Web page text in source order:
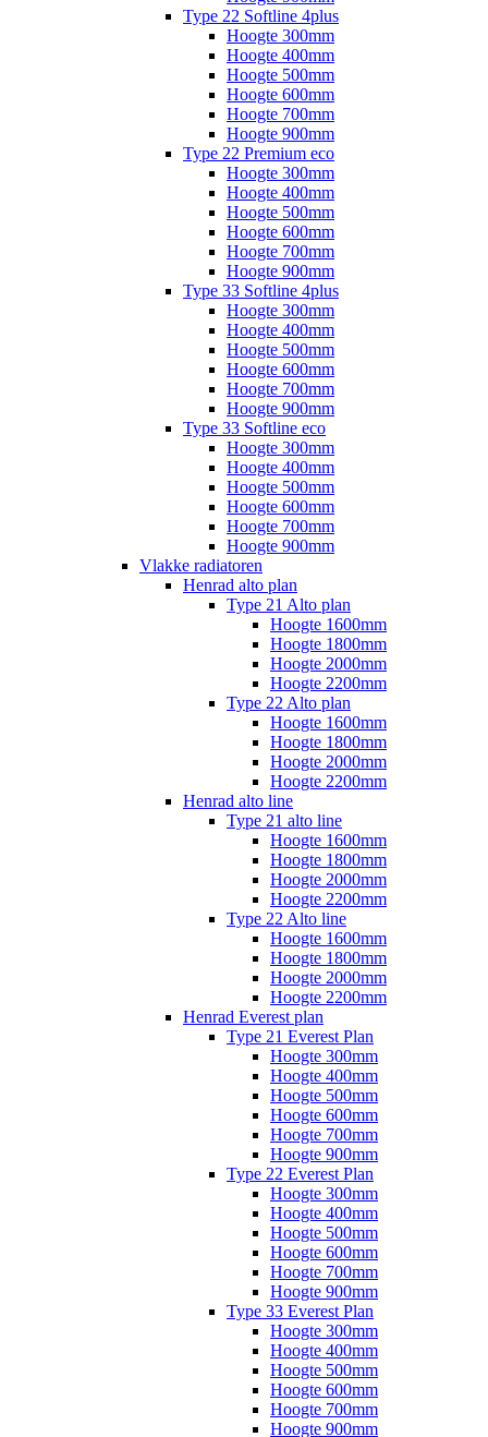
Type 22 Softline 4plus
Hoogte 300mm
Hoogte 400mm
Hoogte 500mm
Hoogte 600mm
Hoogte 700mm
Hoogte 900mm
Type 22 Premium eco
Hoogte 300mm
Hoogte 400mm
Hoogte 500mm
Hoogte 600mm
Hoogte 700mm
Hoogte 900mm
Type 33 Softline 4plus
Hoogte 300mm
Hoogte 400mm
Hoogte 500mm
Hoogte 600mm
Hoogte 700mm
Hoogte 900mm
Type 33 Softline eco
Hoogte 300mm
Hoogte 400mm
Hoogte 500mm
Hoogte 600mm
Hoogte 700mm
Hoogte 900mm
Vlakke radiatoren
Henrad alto plan
Type 21 Alto plan
Hoogte 1600mm
Hoogte 1800mm
Hoogte 2000mm
Hoogte 2200mm
Type 22 Alto plan
Hoogte 1600mm
Hoogte 1800mm
Hoogte 2000mm
Hoogte 2200mm
Henrad alto line
Type 21 alto line
Hoogte 1600mm
Hoogte 1800mm
Hoogte 2000mm
Hoogte 2200mm
Type 22 Alto line
Hoogte 1600mm
Hoogte 1800mm
Hoogte 2000mm
Hoogte 2200mm
Henrad Everest plan
Type 21 Everest Plan
Hoogte 300mm
Hoogte 400mm
Hoogte 500mm
Hoogte 600mm
Hoogte 700mm
Hoogte 900mm
Type 22 Everest Plan
Hoogte 300mm
Hoogte 400mm
Hoogte 500mm
Hoogte 600mm
Hoogte 700mm
Hoogte 900mm
Type 33 Everest Plan
Hoogte 300mm
Hoogte 400mm
Hoogte 500mm
Hoogte 600mm
Hoogte 700mm
Hoogte 900mm